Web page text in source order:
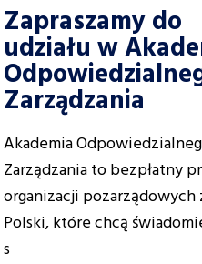
Zapraszamy do
udziału w
Zarządzania
Akademia
Zarządzania to bezpłatny
organizacji pozarządowych
Polski, które chcą
s